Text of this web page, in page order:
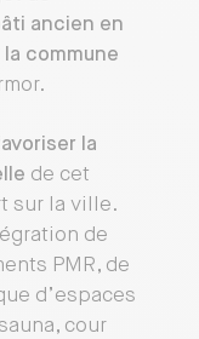
ancien en
commune
la
de cet
sur la ville.
de
PMR, de
d’espaces
cour